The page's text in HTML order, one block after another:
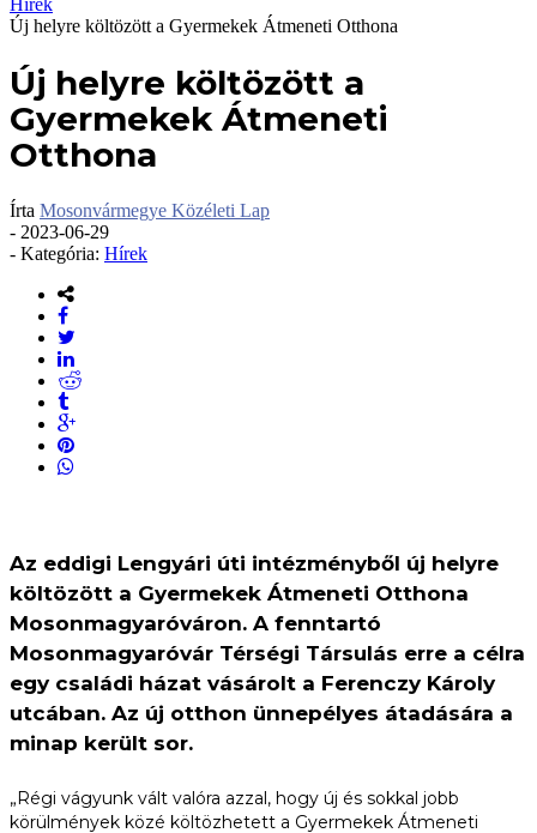
Új helyre költözött a Gyermekek Átmeneti Otthona
Új helyre költözött a
Gyermekek Átmeneti
Otthona
Írta Mosonvármegye Közéleti Lap
- 2023-06-29
- Kategória: Hírek
Az eddigi Lengyári úti intézményből új helyre
költözött a Gyermekek Átmeneti Otthona
Mosonmagyaróváron. A fenntartó
Mosonmagyaróvár Térségi Társulás erre a célra
egy családi házat vásárolt a Ferenczy Károly
utcában. Az új otthon ünnepélyes átadására a
minap került sor.
„Régi vágyunk vált valóra azzal, hogy új és sokkal jobb
körülmények közé költözhetett a Gyermekek Átmeneti